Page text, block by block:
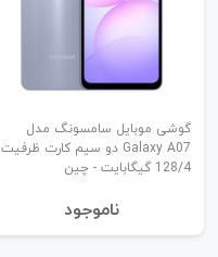
گوشی موبایل سامسونگ مدل
Galaxy A07 دو سیم کارت ظرفیت
128/4 گیگابایت - چین
نا‌موجود